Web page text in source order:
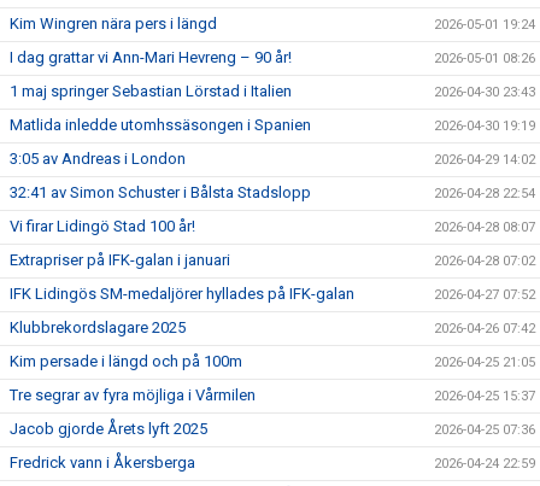
Kim Wingren nära pers i längd 2026-05-01 19:24
I dag grattar vi Ann-Mari Hevreng – 90 år! 2026-05-01 08:26
1 maj springer Sebastian Lörstad i Italien 2026-04-30 23:43
Matlida inledde utomhssäsongen i Spanien 2026-04-30 19:19
3:05 av Andreas i London 2026-04-29 14:02
32:41 av Simon Schuster i Bålsta Stadslopp 2026-04-28 22:54
Vi firar Lidingö Stad 100 år! 2026-04-28 08:07
Extrapriser på IFK-galan i januari 2026-04-28 07:02
IFK Lidingös SM-medaljörer hyllades på IFK-galan 2026-04-27 07:52
Klubbrekordslagare 2025 2026-04-26 07:42
Kim persade i längd och på 100m 2026-04-25 21:05
Tre segrar av fyra möjliga i Vårmilen 2026-04-25 15:37
Jacob gjorde Årets lyft 2025 2026-04-25 07:36
Fredrick vann i Åkersberga 2026-04-24 22:59